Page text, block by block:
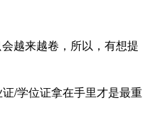
越来越卷，所以，有想提
/学位证拿在手里才是最重